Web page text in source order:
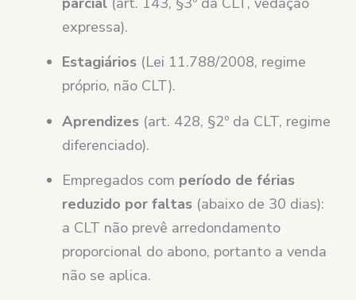
expressa).
Estagiários (Lei 11.788/2008, regime
próprio, não CLT).
Aprendizes (art. 428, §2º da CLT, regime
diferenciado).
Empregados com período de férias
reduzido por faltas (abaixo de 30 dias):
a CLT não prevê arredondamento
proporcional do abono, portanto a venda
não se aplica.